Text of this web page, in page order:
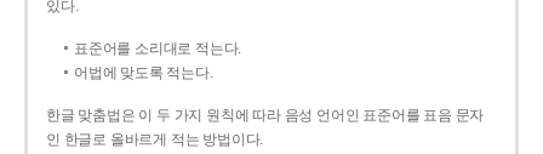
있다.
표준어를 소리대로 적는다.
어법에 맞도록 적는다.
한글 맞춤법은 이 두 가지 원칙에 따라 음성 언어인 표준어를 표음 문자
인 한글로 올바르게 적는 방법이다.